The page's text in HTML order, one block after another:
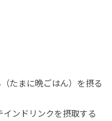
たまに晩ごはん）を摂る
ンドリンクを摂取する